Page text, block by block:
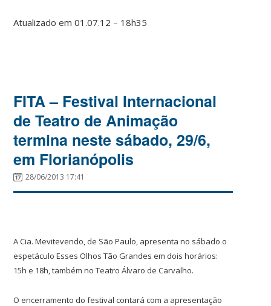
Atualizado em 01.07.12 – 18h35
FITA – Festival Internacional
de Teatro de Animação
termina neste sábado, 29/6,
em Florianópolis
28/06/2013 17:41
A Cia. Mevitevendo, de São Paulo, apresenta no sábado o
espetáculo Esses Olhos Tão Grandes em dois horários:
15h e 18h, também no Teatro Álvaro de Carvalho.
O encerramento do festival contará com a apresentação